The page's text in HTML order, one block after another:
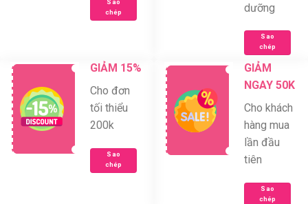
Sao
chép
dưỡng
Sao
chép
GIẢM 15%
Cho đơn
tối thiểu
200k
Sao
chép
GIẢM
NGAY 50K
Cho khách
hàng mua
lần đầu
tiên
Sao
chép